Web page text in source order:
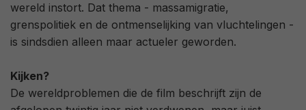
wereld instort. Dat thema - massamigratie,
grenspolitiek en de ontmenselijking van vluchtelingen -
is sindsdien alleen maar actueler geworden.
Kijken?
De wereldproblemen die de film beschrijft zijn de